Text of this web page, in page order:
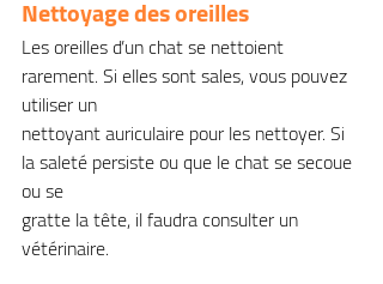
Nettoyage des oreilles
Les oreilles d’un chat se nettoient
rarement. Si elles sont sales, vous pouvez
utiliser un
nettoyant auriculaire pour les nettoyer. Si
la saleté persiste ou que le chat se secoue
ou se
gratte la tête, il faudra consulter un
vétérinaire.